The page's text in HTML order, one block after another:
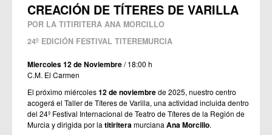
CREACIÓN DE TÍTERES DE VARILLA
POR LA TITIRITERA ANA MORCILLO
24º EDICIÓN FESTIVAL TITEREMURCIA
Miercoles 12 de Noviembre/ 18:00 h
C.M. El Carmen
El próximo miércoles12 de noviembrede 2025, nuestro centro
acogerá el Taller de Títeres de Varilla, una actividad incluida dentro
del 24º Festival Internacional de Teatro de Títeres de la Región de
Murcia y dirigida por la titiriteramurciana Ana Morcillo.